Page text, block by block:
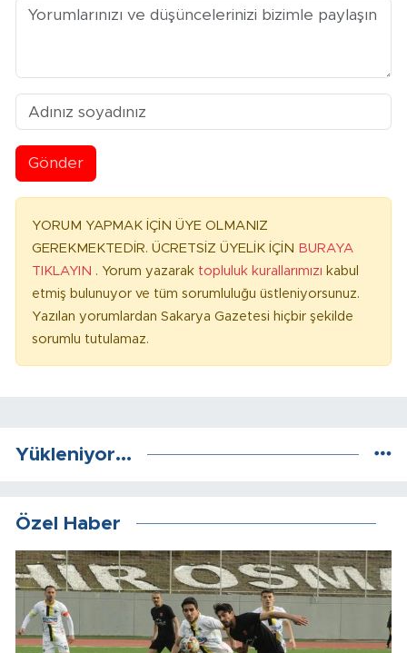
Gönder
YORUM YAPMAK İÇİN ÜYE OLMANIZ
GEREKMEKTEDİR. ÜCRETSİZ ÜYELİK İÇİN BURAYA
TIKLAYIN . Yorum yazarak topluluk kurallarımızı kabul
etmiş bulunuyor ve tüm sorumluluğu üstleniyorsunuz.
Yazılan yorumlardan Sakarya Gazetesi hiçbir şekilde
sorumlu tutulamaz.
Yükleniyor...
Özel Haber